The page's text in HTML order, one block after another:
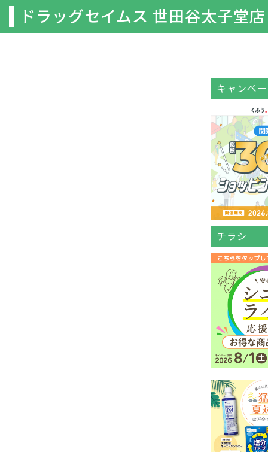
ドラッグセイムス 世田谷太子堂店
キャンペ
チラシ